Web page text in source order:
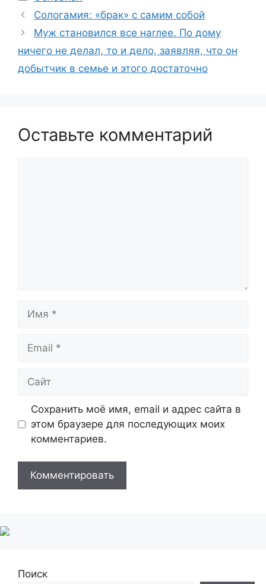
Сологамия: «брак» с самим собой
Муж становился все наrлее. По дому
ничего не делал, то и дело, заявляя, что он
добытчик в семье и этого достаточно
Оставьте комментарий
Сохранить моё имя, email и адрес сайта в
этом браузере для последующих моих
комментариев.
Поиск